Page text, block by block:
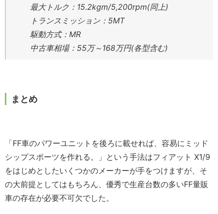
最大トルク：15.2kgm/5,200rpm(同上)
トランスミッション：5MT
駆動方式：MR
中古車相場：55万～168万円(各型含む)
まとめ
「FF車のパワーユニットを後ろに載せれば、容易にミッド
シップスポーツを作れる。」という手法はフィアット X1/9
をはじめとしたいくつかのメーカーが手をつけますが、そ
の大前提としてはもちろん、優秀で生産台数の多いFF量販
車の存在が必要不可欠でした。